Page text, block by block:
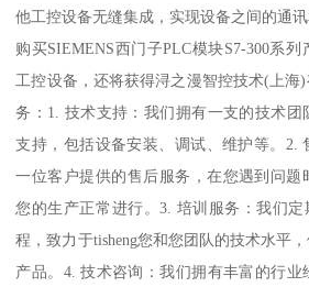
他工控设备无缝集成，实现设备之间的通讯
购买SIEMENS西门子PLC模块S7-300系
工控设备，还将获得浔之漫智控技术(上海
务：1. 技术支持：我们拥有一支的技术
支持，包括设备安装、调试、维护等。2.
一位客户提供的售后服务，在您遇到问题
您的生产正常进行。3. 培训服务：我们
程，致力于tisheng您和您团队的技术水平
产品。4. 技术咨询：我们拥有丰富的行